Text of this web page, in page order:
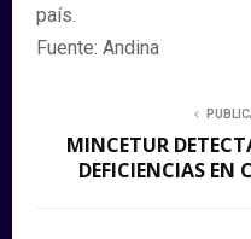
país.
Fuente: Andina
MINCETUR
DEFICIENCIAS EN